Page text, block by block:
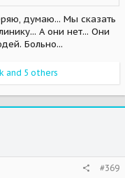
все прошло...
мягкой - мягкой...
думаю... Мы сказать
А они нет... Они
Больно...
and 5 others
#369